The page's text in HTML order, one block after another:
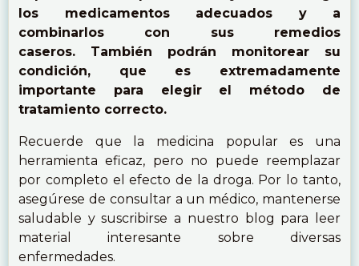
los medicamentos adecuados y a
combinarlos con sus remedios
caseros. También podrán monitorear su
condición, que es extremadamente
importante para elegir el método de
tratamiento correcto.
Recuerde que la medicina popular es una
herramienta eficaz, pero no puede reemplazar
por completo el efecto de la droga. Por lo tanto,
asegúrese de consultar a un médico, mantenerse
saludable y suscribirse a nuestro blog para leer
material interesante sobre diversas
enfermedades.